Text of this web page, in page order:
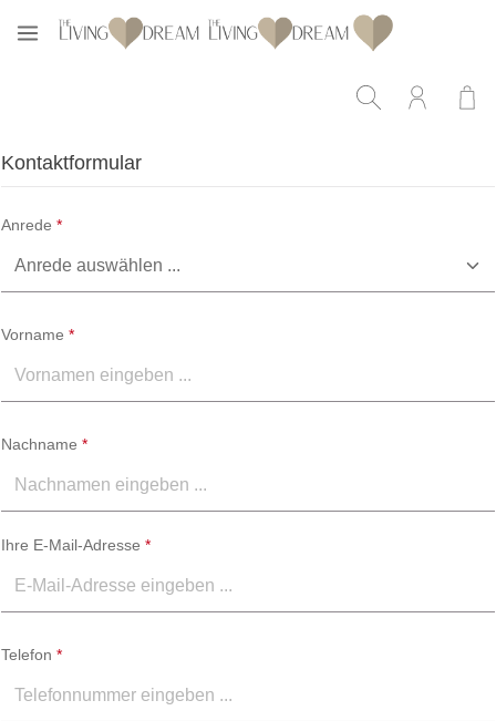
Zum Hauptinhalt springen
Kontaktformular
Anrede *
Vorname *
Nachname *
Ihre E-Mail-Adresse *
Telefon *